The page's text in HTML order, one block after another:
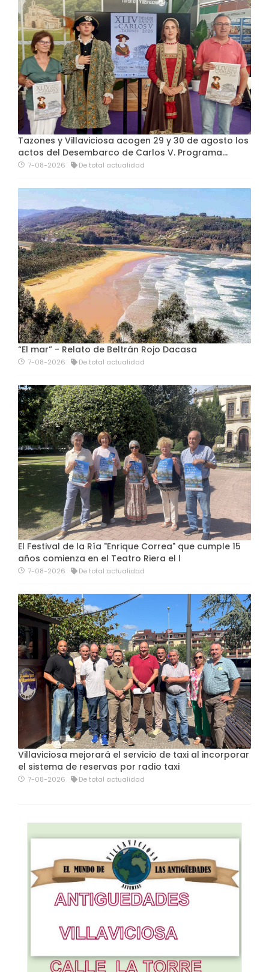
Tazones y Villaviciosa acogen 29 y 30 de agosto los
actos del Desembarco de Carlos V. Programa…
7-08-2026 De total actualidad
“El mar” - Relato de Beltrán Rojo Dacasa
7-08-2026 De total actualidad
El Festival de la Ría "Enrique Correa" que cumple 15
años comienza en el Teatro Riera el l
7-08-2026 De total actualidad
Villaviciosa mejorará el servicio de taxi al incorporar
el sistema de reservas por radio taxi
7-08-2026 De total actualidad